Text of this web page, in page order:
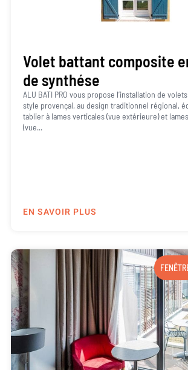
Volet battant composite
de synthése
ALU BATI PRO vous propose l’installation de
style provençal, au design traditionnel régional,
tablier à lames verticales (vue extérieure) et
(vue...
EN SAVOIR PLUS